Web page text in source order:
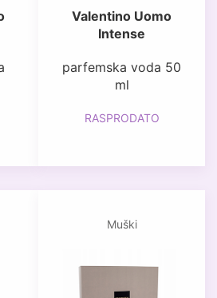
Valentino Uomo
Intense
parfemska voda 50
ml
RASPRODATO
Muški